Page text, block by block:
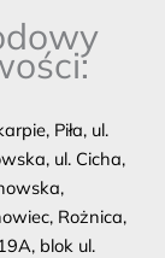
Piła, ul.
ul. Cicha,
Rożnica,
blok ul.